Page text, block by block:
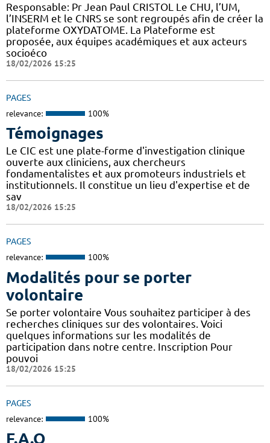
Responsable: Pr Jean Paul CRISTOL Le CHU, l’UM,
l’INSERM et le CNRS se sont regroupés afin de créer la
plateforme OXYDATOME. La Plateforme est
proposée, aux équipes académiques et aux acteurs
socioéco
18/02/2026 15:25
PAGES
relevance: 100%
Témoignages
Le CIC est une plate-forme d'investigation clinique
ouverte aux cliniciens, aux chercheurs
fondamentalistes et aux promoteurs industriels et
institutionnels. Il constitue un lieu d'expertise et de
sav
18/02/2026 15:25
PAGES
relevance: 100%
Modalités pour se porter
volontaire
Se porter volontaire Vous souhaitez participer à des
recherches cliniques sur des volontaires. Voici
quelques informations sur les modalités de
participation dans notre centre. Inscription Pour
pouvoi
18/02/2026 15:25
PAGES
relevance: 100%
F.A.Q